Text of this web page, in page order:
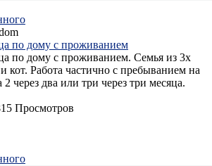
по дому с проживанием
по дому с проживанием. Семья из 3х
кот. Работа частично с пребыванием на
через два или три через три месяца.
Просмотров